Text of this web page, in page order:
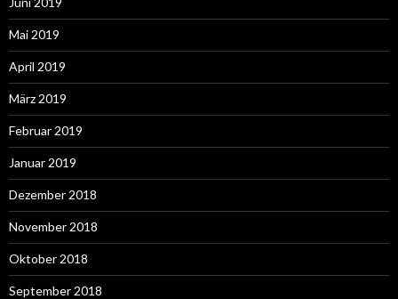
Mai 2019
April 2019
März 2019
Februar 2019
Januar 2019
Dezember 2018
November 2018
Oktober 2018
September 2018